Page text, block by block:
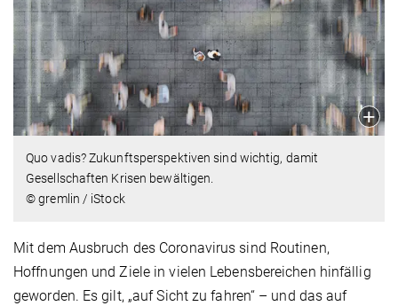
Quo vadis? Zukunftsperspektiven sind wichtig, damit
Gesellschaften Krisen bewältigen.
© gremlin / iStock
Mit dem Ausbruch des Coronavirus sind Routinen,
Hoffnungen und Ziele in vielen Lebensbereichen hinfällig
geworden. Es gilt, „auf Sicht zu fahren“ – und das auf